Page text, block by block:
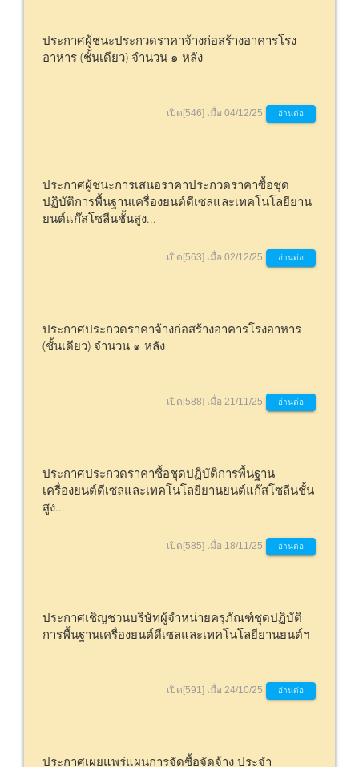
ประกาศผู้ชนะประกวดราคาจ้างก่อสร้างอาคารโรง
อาหาร (ชั้นเดียว) จำนวน ๑ หลัง
เปิด[546] เมื่อ 04/12/25 อ่านต่อ
ประกาศผู้ชนะการเสนอราคาประกวดราคาซื้อชุด
ปฏิบัติการพื้นฐานเครื่องยนต์ดีเซลและเทคโนโลยียาน
ยนต์แก๊สโซลีนชั้นสูง...
เปิด[563] เมื่อ 02/12/25 อ่านต่อ
ประกาศประกวดราคาจ้างก่อสร้างอาคารโรงอาหาร
(ชั้นเดียว) จำนวน ๑ หลัง
เปิด[588] เมื่อ 21/11/25 อ่านต่อ
ประกาศประกวดราคาซื้อชุดปฏิบัติการพื้นฐาน
เครื่องยนต์ดีเซลและเทคโนโลยียานยนต์แก๊สโซลีนชั้น
สูง...
เปิด[585] เมื่อ 18/11/25 อ่านต่อ
ประกาศเชิญชวนบริษัทผู้จำหน่ายครุภัณฑ์ชุดปฏิบัติ
การพื้นฐานเครื่องยนต์ดีเซลและเทคโนโลยียานยนต์ฯ
เปิด[591] เมื่อ 24/10/25 อ่านต่อ
ประกาศเผยแพร่แผนการจัดซื้อจัดจ้าง ประจำ